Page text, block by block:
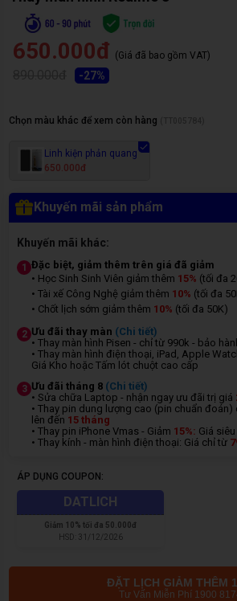
650.000đ (Giá đã bao gồm VAT)
-27%
Chọn màu khác để xem còn hàng
Linh kiện phản quang
650.000đ
Khuyến mãi sản phẩm
Khuyến mãi khác:
1
Đặc biệt, giảm thêm trên giá đã giảm
• Học Sinh Sinh Viên giảm thêm 15% (tối đa
• Tài xế Công Nghệ giảm thêm 10% (tối đa
• Chốt lịch sớm giảm thêm 10% (tối đa 50K)
2 Ưu đãi thay màn (Chi tiết)
• Thay màn hình Pisen - chỉ từ 990k - bảo
• Thay màn hình điện thoại, iPad, Apple
Giá Kho hoặc Tấm lót chuột cao cấp
3 Ưu đãi tháng 8 (Chi tiết)
• Sửa chữa Laptop - nhận ngay ưu đãi trị giá
• Thay pin dung lượng cao (pin chuẩn đoán)
lên đến 15 tháng
• Thay pin iPhone Vmas - Giảm 15%: Giá
• Thay kính - màn hình điện thoại: Giá chỉ từ 7
ÁP DỤNG COUPON:
DATLICH
Giảm 10% tối đa 50.000đ
HSD:
31/12/2026
ĐẶT LỊCH GIẢM THÊM
Tư Vấn Miễn Phí 1900